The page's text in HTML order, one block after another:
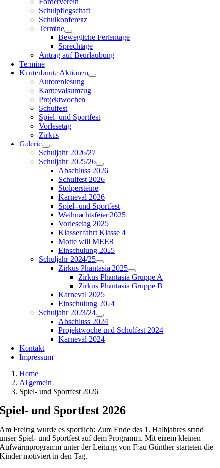
Förderverein
Schulpflegschaft
Schulkonferenz
Termine
Bewegliche Ferientage
Sprechtage
Antrag auf Beurlaubung
Termine
Kunterbunte Aktionen
Autorenlesung
Karnevalsumzug
Projektwochen
Schulfest
Spiel- und Sportfest
Vorlesetag
Zirkus
Galerie
Schuljahr 2026/27
Schuljahr 2025/26
Abschluss 2026
Schulfest 2026
Stolpersteine
Karneval 2026
Spiel- und Sportfest
Weihnachtsfeier 2025
Vorlesetag 2025
Klassenfahrt Klasse 4
Motte will MEER
Einschulung 2025
Schuljahr 2024/25
Zirkus Phantasia 2025
Zirkus Phantasia Gruppe A
Zirkus Phantasia Gruppe B
Karneval 2025
Einschulung 2024
Schuljahr 2023/24
Abschluss 2024
Projektwoche und Schulfest 2024
Karneval 2024
Kontakt
Impressum
Home
Allgemein
Spiel- und Sportfest 2026
Spiel- und Sportfest 2026
Am Freitag wurde es sportlich: Zum Ende des 1. Halbjahres stand
unser Spiel- und Sportfest auf dem Programm. Mit einem kleinen
Aufwärmprogramm unter der Leitung von Frau Günther starteten die
Kinder motiviert in den Tag.